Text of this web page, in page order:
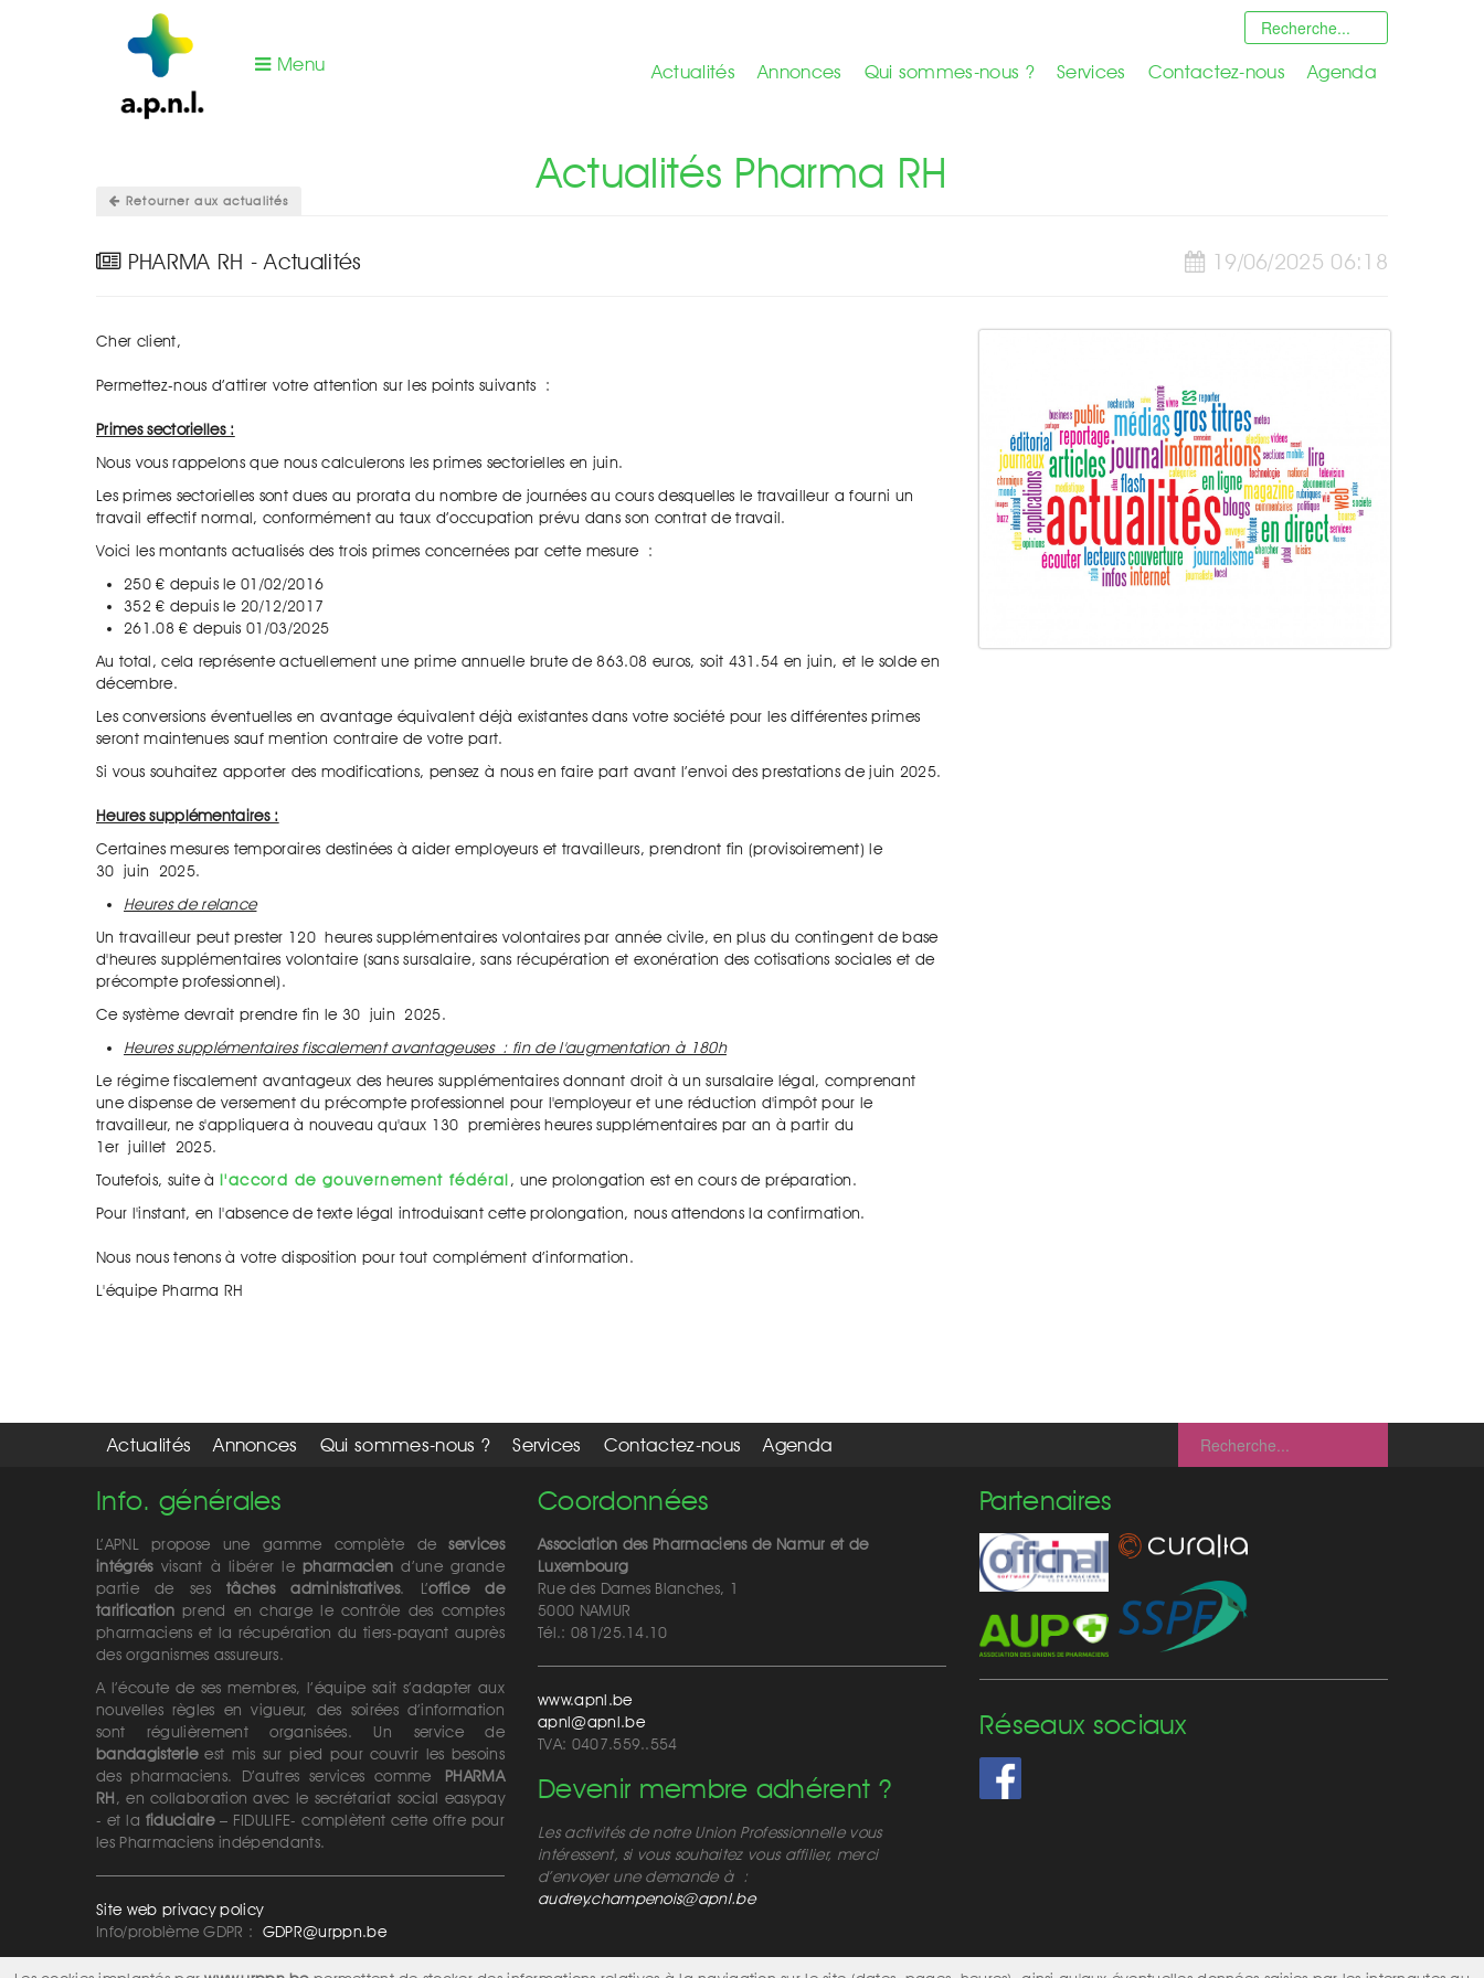
Menu Actualités Annonces Qui sommes-nous ? Services Contactez-nous Agenda
Retourner aux actualités
Actualités Pharma RH
19/06/2025 06:18
PHARMA RH - Actualités
Cher client,
Permettez-nous d’attirer votre attention sur les points suivants :
Primes sectorielles :
Nous vous rappelons que nous calculerons les primes sectorielles en juin.
Les primes sectorielles sont dues au prorata du nombre de journées au cours desquelles le travailleur a fourni un
travail effectif normal, conformément au taux d’occupation prévu dans son contrat de travail.
Voici les montants actualisés des trois primes concernées par cette mesure :
250 € depuis le 01/02/2016
352 € depuis le 20/12/2017
261.08 € depuis 01/03/2025
Au total, cela représente actuellement une prime annuelle brute de 863.08 euros, soit 431.54 en juin, et le solde en
décembre.
Les conversions éventuelles en avantage équivalent déjà existantes dans votre société pour les différentes primes
seront maintenues sauf mention contraire de votre part.
Si vous souhaitez apporter des modifications, pensez à nous en faire part avant l’envoi des prestations de juin 2025.
Heures supplémentaires :
Certaines mesures temporaires destinées à aider employeurs et travailleurs, prendront fin (provisoirement) le
30 juin 2025.
Heures de relance
Un travailleur peut prester 120 heures supplémentaires volontaires par année civile, en plus du contingent de base
d'heures supplémentaires volontaire (sans sursalaire, sans récupération et exonération des cotisations sociales et de
précompte professionnel).
Ce système devrait prendre fin le 30 juin 2025.
Heures supplémentaires fiscalement avantageuses : fin de l'augmentation à 180h
Le régime fiscalement avantageux des heures supplémentaires donnant droit à un sursalaire légal, comprenant
une dispense de versement du précompte professionnel pour l'employeur et une réduction d'impôt pour le
travailleur, ne s'appliquera à nouveau qu'aux 130 premières heures supplémentaires par an à partir du
1er juillet 2025.
Toutefois, suite à l'accord de gouvernement fédéral, une prolongation est en cours de préparation.
Pour l'instant, en l'absence de texte légal introduisant cette prolongation, nous attendons la confirmation.
Nous nous tenons à votre disposition pour tout complément d’information.
L'équipe Pharma RH
Actualités Annonces Qui sommes-nous ? Services Contactez-nous Agenda
Info. générales
L’APNL propose une gamme complète deservices
intégrésvisant à libérer lepharmacien d’une grande
partie de sestâches administratives. L’office de
tarificationprend en charge le contrôle des comptes
pharmaciens et la récupération du tiers-payant auprès
des organismes assureurs.
A l’écoute de ses membres, l’équipe sait s’adapter aux
nouvelles règles en vigueur, des soirées d’information
sont régulièrement organisées. Un service de
bandagisterieest mis sur pied pour couvrir les besoins
des pharmaciens. D’autres services comme PHARMA
RH, en collaboration avec le secrétariat social easypay
- et la fiduciaire– FIDULIFE- complètent cette offre pour
les Pharmaciens indépendants.
Site web privacy policy
Info/problème GDPR : GDPR@urppn.be
Coordonnées
Association des Pharmaciens de Namur et de
Luxembourg
Rue des Dames Blanches, 1
5000 NAMUR
Tél.: 081/25.14.10
www.apnl.be
apnl@apnl.be
TVA: 0407.559..554
Devenir membre adhérent ?
Les activités de notre Union Professionnelle vous
intéressent, si vous souhaitez vous affilier, merci
d’envoyer une demande à :
audrey.champenois@apnl.be
Partenaires
Réseaux sociaux